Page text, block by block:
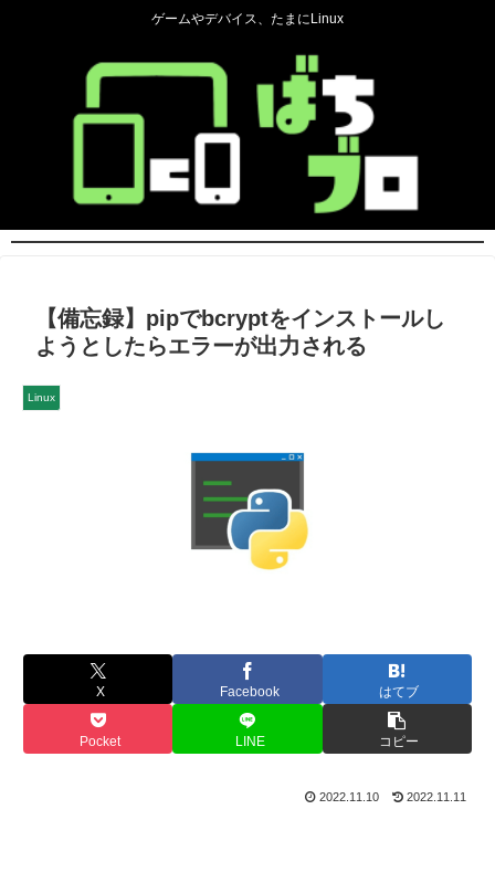
ゲームやデバイス、たまにLinux
【備忘録】pipでbcryptをインストールし
ようとしたらエラーが出力される
Linux
X Facebook はてブ
Pocket LINE コピー
2022.11.10 2022.11.11